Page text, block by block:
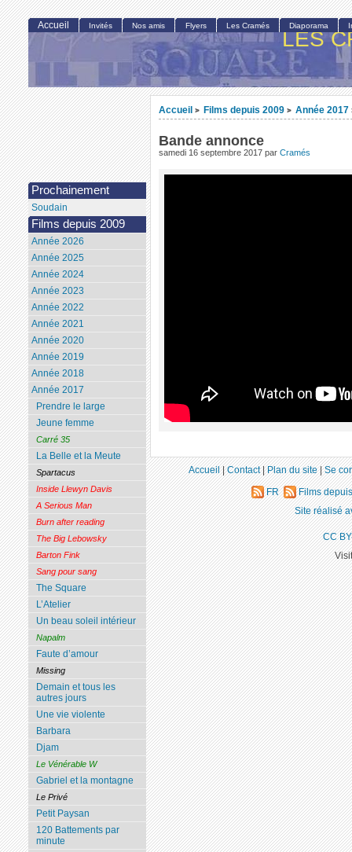
LES
Accueil > Films depuis 2009 > Année 2017
Bande annonce
samedi 16 septembre 2017 par Cramés
Accueil Invités Nos amis Flyers Les Cramés Diaporama
Prochainement
Soudain
Films depuis 2009
Année 2026
Année 2025
Année 2024
Année 2023
Année 2022
Année 2021
Année 2020
Année 2019
Année 2018
Année 2017
Prendre le large
Jeune femme
Carré 35
La Belle et la Meute
Spartacus
Inside Llewyn Davis
A Serious Man
Burn after reading
The Big Lebowsky
Barton Fink
Sang pour sang
The Square
L’Atelier
Un beau soleil intérieur
Napalm
Faute d’amour
Missing
Demain et tous les
autres jours
Une vie violente
Barbara
Djam
Le Vénérable W
Gabriel et la montagne
Le Privé
Petit Paysan
120 Battements par
minute
Accueil|Contact|Plan du site|Se
FR
Films
Site réalisé
CC